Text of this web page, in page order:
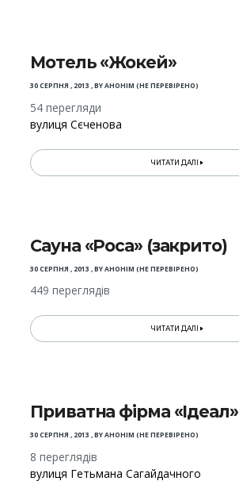
Мотель «Жокей»
30 СЕРПНЯ , 2013 ,BYАНОНІМ (НЕ ПЕРЕВІРЕНО)
54 перегляди
вулиця Сєченова
ЧИТАТИ ДАЛІ
Сауна «Роса» (закрито)
30 СЕРПНЯ , 2013 ,BYАНОНІМ (НЕ ПЕРЕВІРЕНО)
449 переглядів
ЧИТАТИ ДАЛІ
Приватна фірма «Ідеал»
30 СЕРПНЯ , 2013 ,BYАНОНІМ (НЕ ПЕРЕВІРЕНО)
8 переглядів
вулиця Гетьмана Сагайдачного